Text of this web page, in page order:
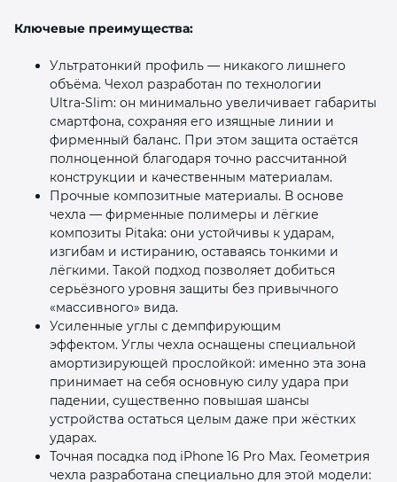
Ключевые преимущества:
Ультратонкий профиль — никакого лишнего
объёма. Чехол разработан по технологии
Ultra‑Slim: он минимально увеличивает габариты
смартфона, сохраняя его изящные линии и
фирменный баланс. При этом защита остаётся
полноценной благодаря точно рассчитанной
конструкции и качественным материалам.
Прочные композитные материалы. В основе
чехла — фирменные полимеры и лёгкие
композиты Pitaka: они устойчивы к ударам,
изгибам и истиранию, оставаясь тонкими и
лёгкими. Такой подход позволяет добиться
серьёзного уровня защиты без привычного
«массивного» вида.
Усиленные углы с демпфирующим
эффектом. Углы чехла оснащены специальной
амортизирующей прослойкой: именно эта зона
принимает на себя основную силу удара при
падении, существенно повышая шансы
устройства остаться целым даже при жёстких
ударах.
Точная посадка под iPhone 16 Pro Max. Геометрия
чехла разработана специально для этой модели: